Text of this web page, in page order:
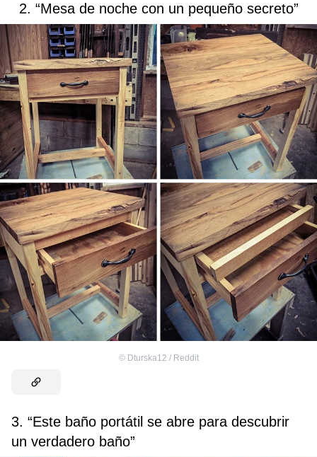
2. “Mesa de noche con un pequeño secreto”
© Dturska12 / Reddit
3. “Este baño portátil se abre para descubrir
un verdadero baño”